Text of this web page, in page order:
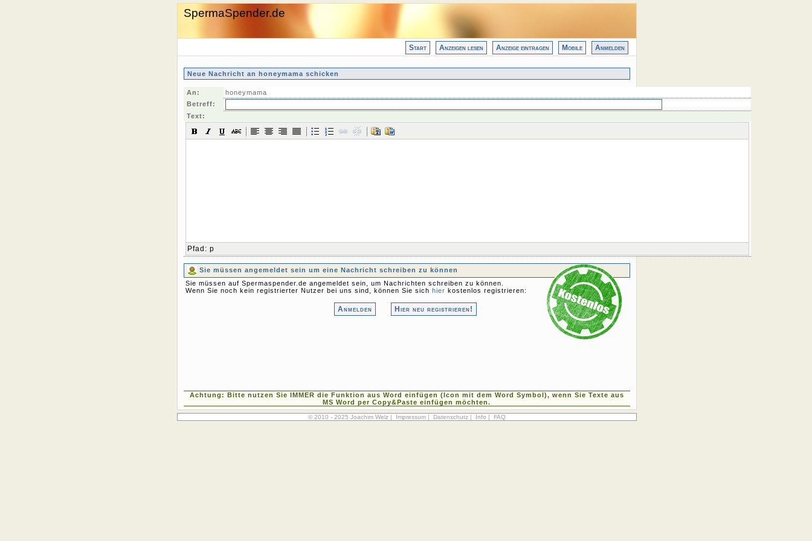
SpermaSpender.de
Start Anzeigen lesen Anzeige eintragen Mobile Anmelden
Neue Nachricht an honeymama schicken
An:
honeymama
Betreff:
Text:
Pfad : p
Sie müssen angemeldet sein um eine Nachricht schreiben zu können
Sie müssen auf Spermaspender.de angemeldet sein, um Nachrichten schreiben zu können.
Wenn Sie noch kein registrierter Nutzer bei uns sind, können Sie sich hier kostenlos registrieren:
Anmelden Hier neu registrieren!
Achtung: Bitte nutzen Sie IMMER die Funktion aus Word einfügen (Icon mit dem Word Symbol), wenn Sie Texte aus
MS Word per Copy&Paste einfügen möchten.
© 2010 - 2025 Joachim Welz | Impressum| Datenschutz| Info | FAQ